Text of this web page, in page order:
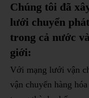
Chúng tôi đã
lưới chuyển
trong cả nước
giới:
Với mạng lưới vận
vận chuyển hàng